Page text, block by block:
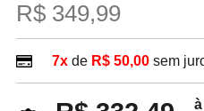
R$ 349,99
7xde R$ 50,00 sem